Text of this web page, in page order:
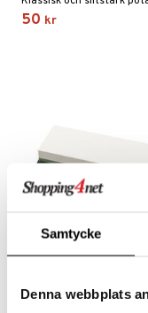
Samtycke
Denna webbplats
50 kr
DORRE